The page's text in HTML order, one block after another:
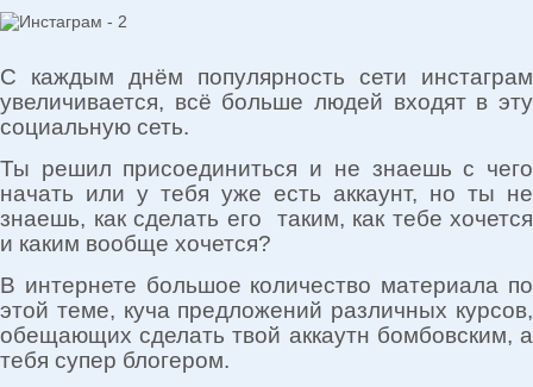
С каждым днём популярность сети инстаграм
увеличивается, всё больше людей входят в эту
социальную сеть.
Ты решил присоединиться и не знаешь с чего
начать или у тебя уже есть аккаунт, но ты не
знаешь, как сделать его таким, как тебе хочется
и каким вообще хочется?
В интернете большое количество материала по
этой теме, куча предложений различных курсов,
обещающих сделать твой аккаутн бомбовским, а
тебя супер блогером.